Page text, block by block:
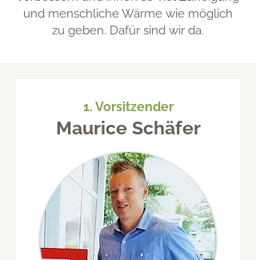
und menschliche Wärme wie möglich
zu geben. Dafür sind wir da.
1. Vorsitzender
Maurice Schäfer